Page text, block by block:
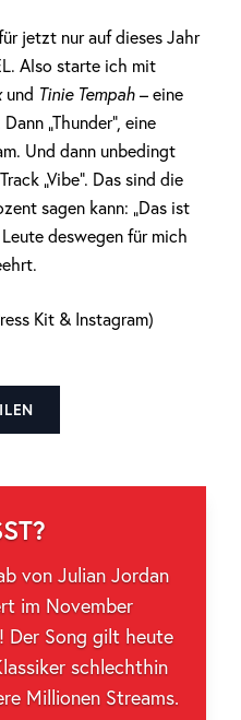
jetzt nur auf dieses Jahr
Also starte ich mit
und Tinie Tempah – eine
„Thunder“, eine
Und dann unbedingt
„Vibe“. Das sind die
sagen kann: „Das ist
deswegen für mich
Kit & Instagram)
von Julian Jordan
im November
Der Song gilt heute
schlechthin
Millionen Streams.